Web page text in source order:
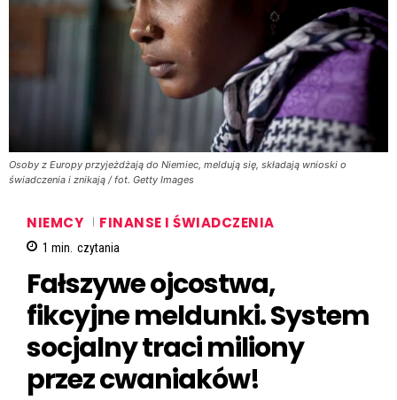
Osoby z Europy przyjeżdżają do Niemiec, meldują się, składają wnioski o
świadczenia i znikają / fot. Getty Images
NIEMCY FINANSE I ŚWIADCZENIA
1 min. czytania
Fałszywe ojcostwa,
fikcyjne meldunki. System
socjalny traci miliony
przez cwaniaków!